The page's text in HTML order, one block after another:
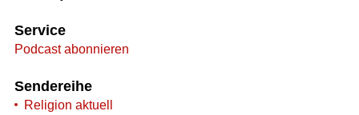
Service
Podcast abonnieren
Sendereihe
Religion aktuell